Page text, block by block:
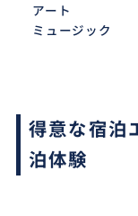
アート
ミュージック
得意な宿泊
泊体験